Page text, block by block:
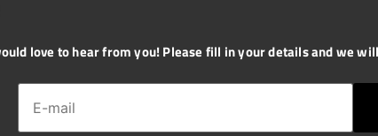
love to hear from you! Please fill in your details and we